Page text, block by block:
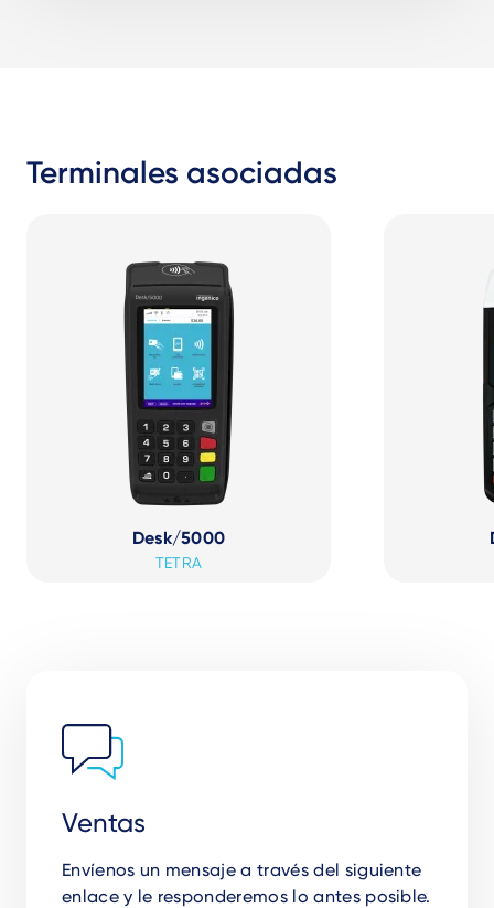
Terminales asociadas
Desk/5000
TETRA
Ventas
Envíenos un mensaje a través del siguiente
enlace y le responderemos lo antes posible.